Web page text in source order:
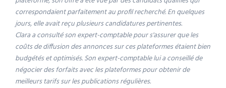
correspondaient parfaitement au profil recherché. En quelques
jours, elle avait reçu plusieurs candidatures pertinentes.
Clara a consulté son expert-comptable pour s'assurer que les
coûts de diffusion des annonces sur ces plateformes étaient bien
budgétés et optimisés. Son expert-comptable lui a conseillé de
négocier des forfaits avec les plateformes pour obtenir de
meilleurs tarifs sur les publications régulières.